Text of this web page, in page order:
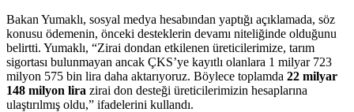
Bakan Yumaklı, sosyal medya hesabından yaptığı açıklamada, söz
konusu ödemenin, önceki desteklerin devamı niteliğinde olduğunu
belirtti. Yumaklı, “Zirai dondan etkilenen üreticilerimize, tarım
sigortası bulunmayan ancak ÇKS’ye kayıtlı olanlara 1 milyar 723
milyon 575 bin lira daha aktarıyoruz. Böylece toplamda 22 milyar
148 milyon lira zirai don desteği üreticilerimizin hesaplarına
ulaştırılmış oldu,” ifadelerini kullandı.